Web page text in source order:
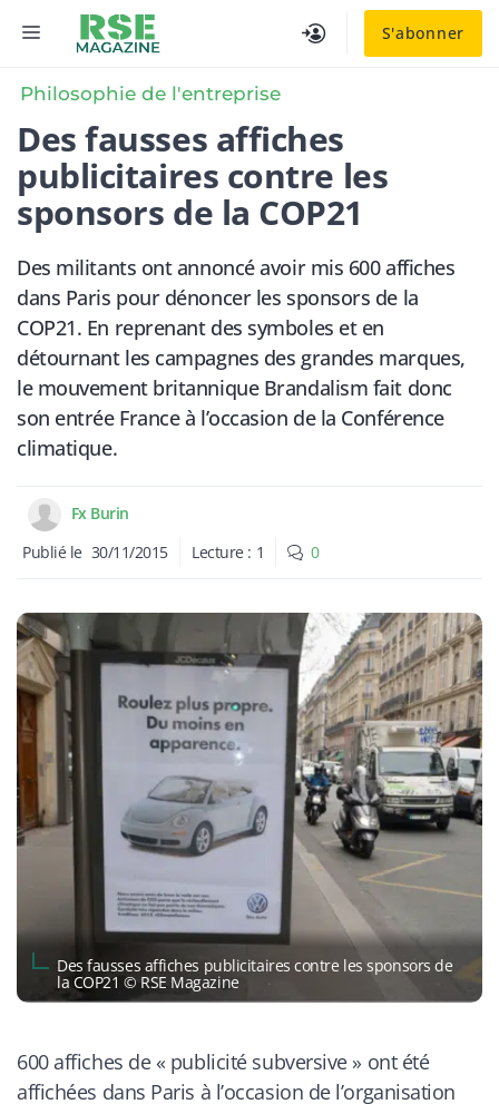
S'abonner
MENU
Philosophie de l'entreprise
Des fausses affiches
publicitaires contre les
sponsors de la COP21
Des militants ont annoncé avoir mis 600 affiches
dans Paris pour dénoncer les sponsors de la
COP21. En reprenant des symboles et en
détournant les campagnes des grandes marques,
le mouvement britannique Brandalism fait donc
son entrée France à l’occasion de la Conférence
climatique.
Fx Burin
Publié le 30/11/2015 Lecture : 1 0
Des fausses affiches publicitaires contre les sponsors de
la COP21 © RSE Magazine
600 affiches de « publicité subversive » ont été
affichées dans Paris à l’occasion de l’organisation